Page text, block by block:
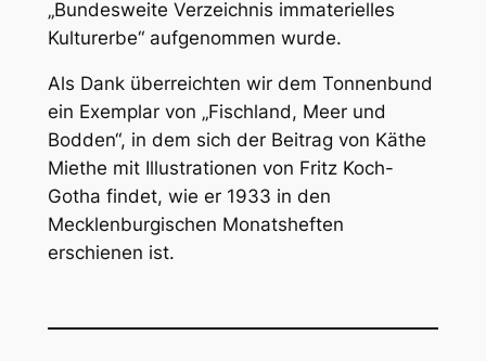
„Bundesweite Verzeichnis immaterielles
Kulturerbe“ aufgenommen wurde.
Als Dank überreichten wir dem Tonnenbund
ein Exemplar von „Fischland, Meer und
Bodden“, in dem sich der Beitrag von Käthe
Miethe mit Illustrationen von Fritz Koch-
Gotha findet, wie er 1933 in den
Mecklenburgischen Monatsheften
erschienen ist.